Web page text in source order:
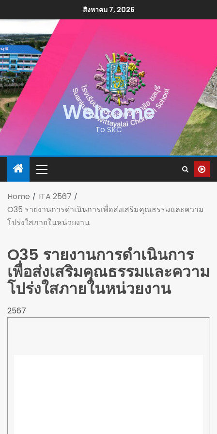
สิงหาคม 7, 2026
Welcome
To SKC
Home
ITA 2567
O35 รายงานการดำเนินการเพื่อส่งเสริมคุณธรรมและความ
โปร่งใสภายในหน่วยงาน
O35 รายงานการดำเนินการ
เพื่อส่งเสริมคุณธรรมและความ
โปร่งใสภายในหน่วยงาน
2567